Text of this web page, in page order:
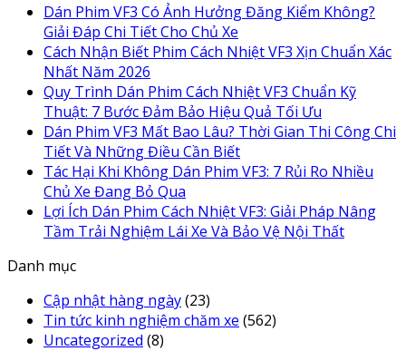
Dán Phim VF3 Có Ảnh Hưởng Đăng Kiểm Không?
Giải Đáp Chi Tiết Cho Chủ Xe
Cách Nhận Biết Phim Cách Nhiệt VF3 Xịn Chuẩn Xác
Nhất Năm 2026
Quy Trình Dán Phim Cách Nhiệt VF3 Chuẩn Kỹ
Thuật: 7 Bước Đảm Bảo Hiệu Quả Tối Ưu
Dán Phim VF3 Mất Bao Lâu? Thời Gian Thi Công Chi
Tiết Và Những Điều Cần Biết
Tác Hại Khi Không Dán Phim VF3: 7 Rủi Ro Nhiều
Chủ Xe Đang Bỏ Qua
Lợi Ích Dán Phim Cách Nhiệt VF3: Giải Pháp Nâng
Tầm Trải Nghiệm Lái Xe Và Bảo Vệ Nội Thất
Danh mục
Cập nhật hàng ngày(23)
Tin tức kinh nghiệm chăm xe (562)
Uncategorized (8)